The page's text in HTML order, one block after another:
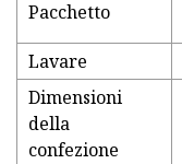
Pacchetto
Lavare
Dimensioni
della
confezione